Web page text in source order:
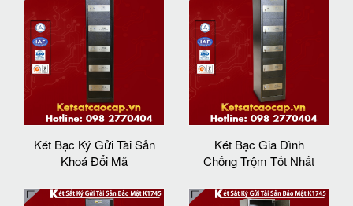
Két Bạc Ký Gửi Tài Sản
Khoá Đổi Mã
Két Bạc Gia Đình
Chống Trộm Tốt Nhất